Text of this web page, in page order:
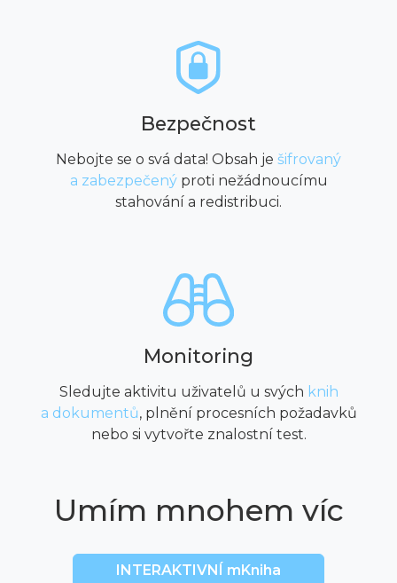
Bezpečnost
Nebojte se o svá data! Obsah je šifrovaný
a zabezpečenýproti nežádnoucímu
stahování a redistribuci.
Monitoring
Sledujte aktivitu uživatelů u svých knih
a dokumentů, plnění procesních požadavků
nebo si vytvořte znalostní test.
Umím mnohem víc
INTERAKTIVNÍ mKniha